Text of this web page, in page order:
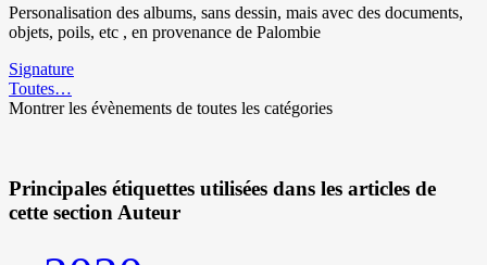
Personalisation des albums, sans dessin, mais avec des documents,
objets, poils, etc , en provenance de Palombie
Signature
Toutes…
Montrer les évènements de toutes les catégories
Principales étiquettes utilisées dans les articles de
cette section Auteur